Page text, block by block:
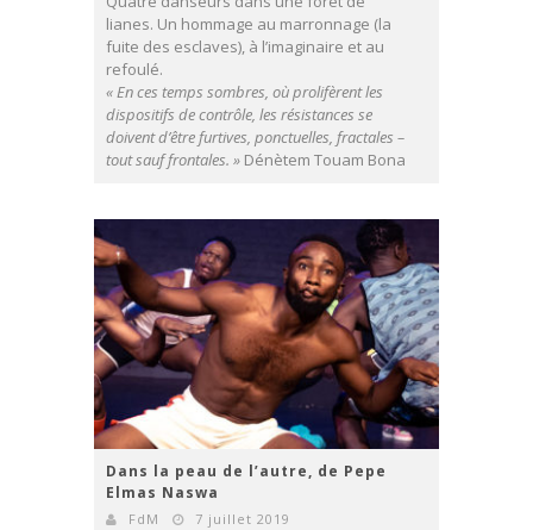
lianes. Un hommage au marronnage (la
fuite des esclaves), à l’imaginaire et au
refoulé.
« En ces temps sombres, où prolifèrent les
dispositifs de contrôle, les résistances se
doivent d’être furtives, ponctuelles, fractales –
tout sauf frontales. » Dénètem Touam Bona
Dans la peau de l’autre, de Pepe
Elmas Naswa
FdM
7 juillet 2019